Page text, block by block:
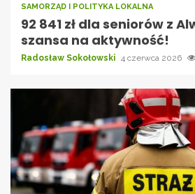
SAMORZĄD I POLITYKA LOKALNA
92 841 zł dla seniorów z
szansa na aktywność!
Radosław Sokołowski 4 czerwca 2026